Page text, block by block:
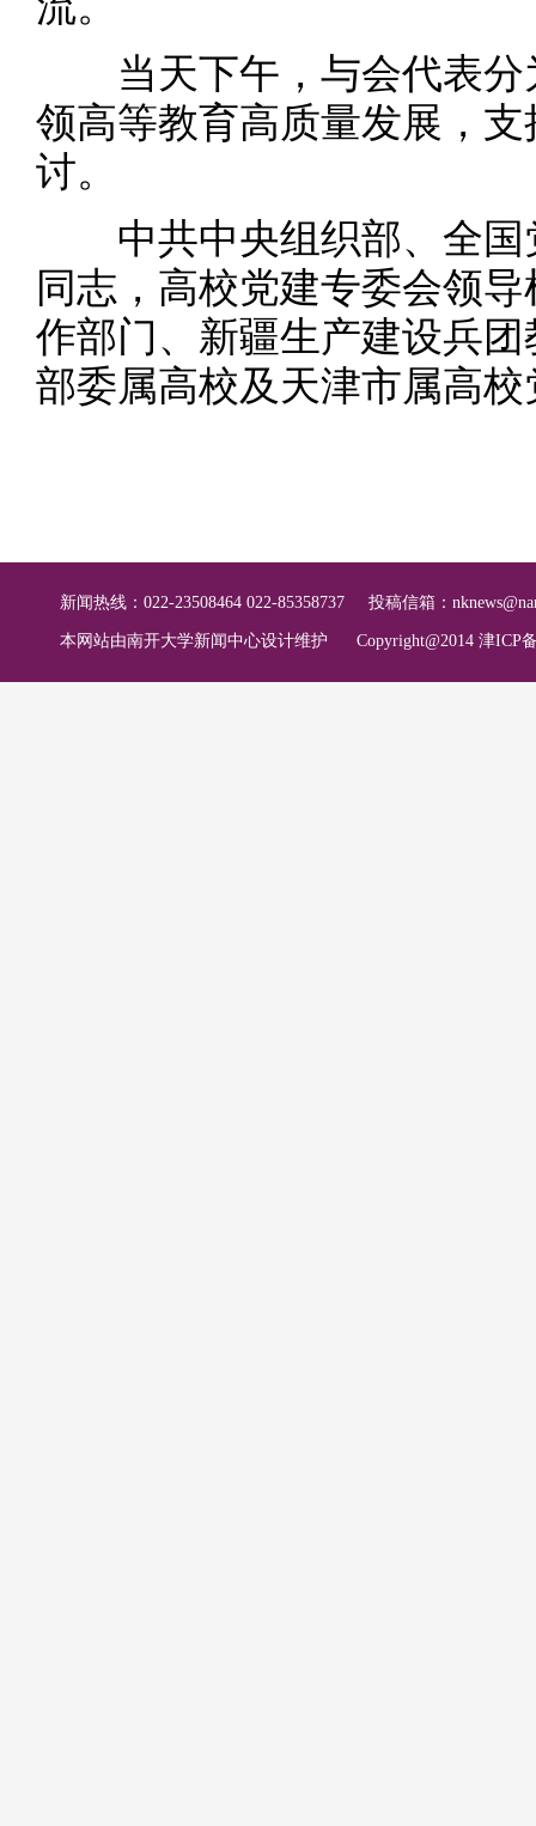
当天下午，与会代表分
领高等教育高质量发展，
讨。
中共中央组织部、全国
同志，高校党建专委会领
作部门、新疆生产建设兵
部委属高校及天津市属高
新闻热线：022-23508464 022-85358737 投稿信箱：
本网站由南开大学新闻中心设计维护 Copyright@2014 津ICP